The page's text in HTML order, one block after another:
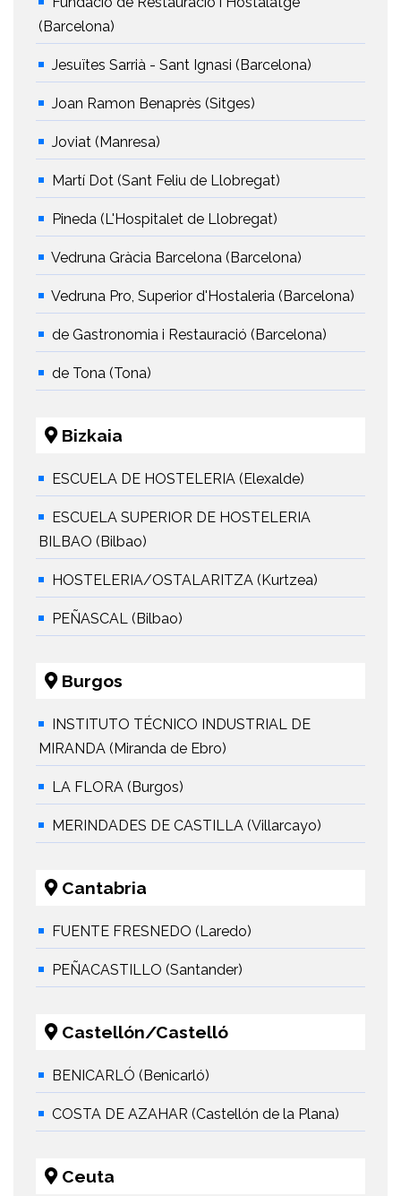
(Barcelona)
Jesuïtes Sarrià - Sant Ignasi (Barcelona)
Joan Ramon Benaprès (Sitges)
Joviat (Manresa)
Martí Dot (Sant Feliu de Llobregat)
Pineda (L'Hospitalet de Llobregat)
Vedruna Gràcia Barcelona (Barcelona)
Vedruna Pro, Superior d'Hostaleria (Barcelona)
de Gastronomia i Restauració (Barcelona)
de Tona (Tona)
Bizkaia
ESCUELA DE HOSTELERIA (Elexalde)
ESCUELA SUPERIOR DE HOSTELERIA
BILBAO (Bilbao)
HOSTELERIA/OSTALARITZA (Kurtzea)
PEÑASCAL (Bilbao)
Burgos
INSTITUTO TÉCNICO INDUSTRIAL DE
MIRANDA (Miranda de Ebro)
LA FLORA (Burgos)
MERINDADES DE CASTILLA (Villarcayo)
Cantabria
FUENTE FRESNEDO (Laredo)
PEÑACASTILLO (Santander)
Castellón/Castelló
BENICARLÓ (Benicarló)
COSTA DE AZAHAR (Castellón de la Plana)
Ceuta